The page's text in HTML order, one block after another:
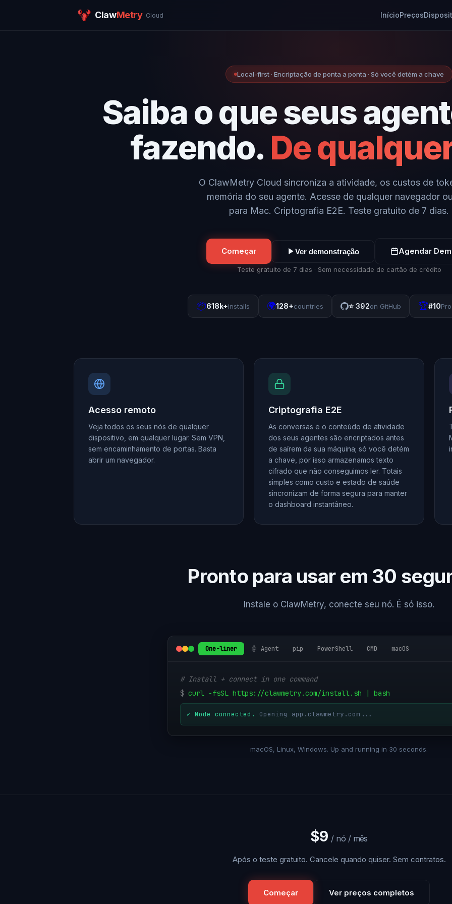
ClawMetry Cloud InícioPreços
Local-first · Encriptação de ponta a ponta · Só você detém a chave
Saiba o que seus
fazendo. De
O ClawMetry Cloud sincroniza a atividade, os custos de
memória do seu agente. Acesse de qualquer navegador
para Mac. Criptografia E2E. Teste gratuito de 7 dias.
Começar Ver demonstração Agendar
Teste gratuito de 7 dias · Sem necessidade de cartão de crédito
📦618k+installs 🌍128+countries ⭐ 392on GitHub 🏆#10
Acesso remoto
Veja todos os seus nós de qualquer
dispositivo, em qualquer lugar. Sem VPN,
sem encaminhamento de portas. Basta
abrir um navegador.
Criptografia E2E
As conversas e o conteúdo de atividade
dos seus agentes são encriptados antes
de saírem da sua máquina; só você detém
a chave, por isso armazenamos texto
cifrado que não conseguimos ler. Totais
simples como custo e estado de saúde
sincronizam de forma segura para manter
o dashboard instantâneo.
Pronto para usar em 30
Instale o ClawMetry, conecte seu nó. É só isso.
One-liner 🤖 Agent pip PowerShell CMD macOS
# Install + connect in one command
$ curl -fsSL https://clawmetry.com/install.sh | bash
✓ Node connected. Opening app.clawmetry.com...
macOS, Linux, Windows. Up and running in 30 seconds.
$9 / nó / mês
Após o teste gratuito. Cancele quando quiser. Sem contratos.
Começar Ver preços completos